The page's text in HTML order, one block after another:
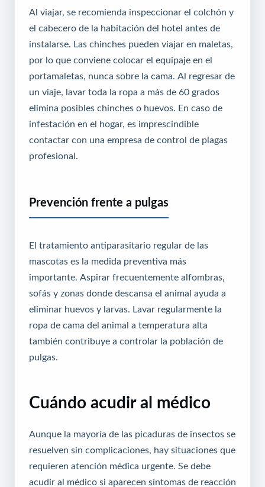
Al viajar, se recomienda inspeccionar el colchón y
el cabecero de la habitación del hotel antes de
instalarse. Las chinches pueden viajar en maletas,
por lo que conviene colocar el equipaje en el
portamaletas, nunca sobre la cama. Al regresar de
un viaje, lavar toda la ropa a más de 60 grados
elimina posibles chinches o huevos. En caso de
infestación en el hogar, es imprescindible
contactar con una empresa de control de plagas
profesional.
Prevención frente a pulgas
El tratamiento antiparasitario regular de las
mascotas es la medida preventiva más
importante. Aspirar frecuentemente alfombras,
sofás y zonas donde descansa el animal ayuda a
eliminar huevos y larvas. Lavar regularmente la
ropa de cama del animal a temperatura alta
también contribuye a controlar la población de
pulgas.
Cuándo acudir al médico
Aunque la mayoría de las picaduras de insectos se
resuelven sin complicaciones, hay situaciones que
requieren atención médica urgente. Se debe
acudir al médico si aparecen síntomas de reacción